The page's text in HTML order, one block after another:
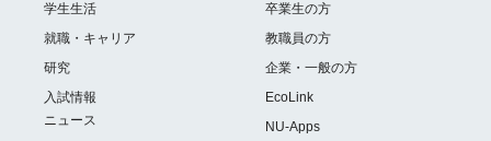
学生生活
就職・キャリア
研究
入試情報
ニュース
卒業生の方
教職員の方
企業・一般の方
EcoLink
NU-Apps